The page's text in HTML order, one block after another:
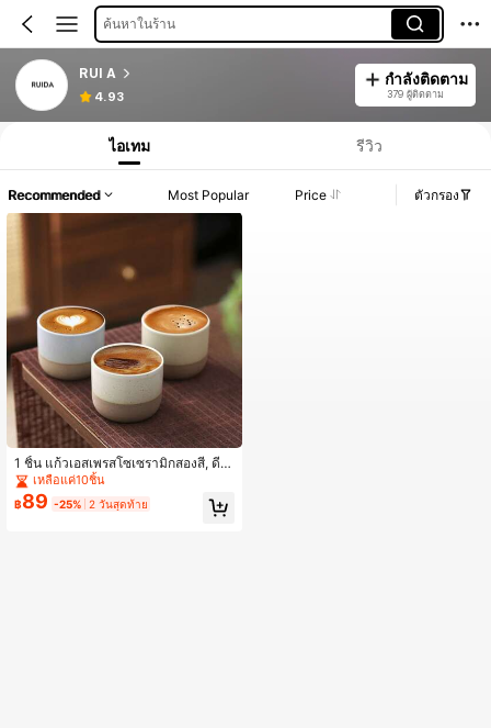
ค้นหาในร้าน
RUI A
4.93
กำลังติดตาม
379 ผู้ติดตาม
ไอเทม รีวิว
Recommended Most Popular Price ตัวกรอง
1 ชิ้น แก้วเอสเพรสโซเซรามิกสองสี, ดีไ
ซน์มินิมอล, เหมาะสำหรับบาริสต้าและผู้
ที่ชื่นชอบกาแฟที่บ้าน
เหลือแค่10ชิ้น
฿89 -25% 2 วันสุดท้าย